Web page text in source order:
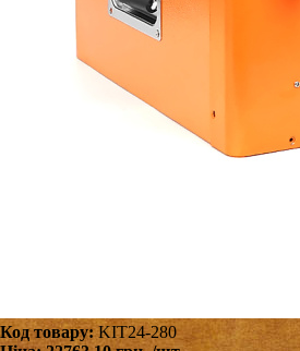
Код товару:KIT24-280